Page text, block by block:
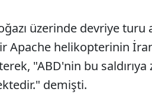
üzerinde devriye turu
Apache helikopterinin
"ABD'nin bu saldırıya
demişti.